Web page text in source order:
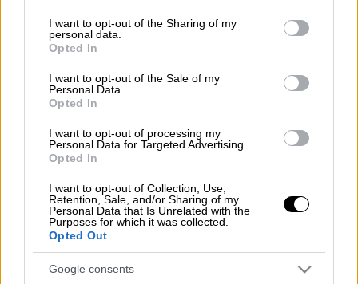
not limited to your visit or usage behaviour. You may click to
grant or deny consent to Google and its third-party tags to
use your data for below specified purposes in below Google
consent section.
I want to opt-out of the Sharing of my
personal data.
Opted In
I want to opt-out of the Sale of my
Personal Data.
Opted In
I want to opt-out of processing my
Personal Data for Targeted Advertising.
Opted In
I want to opt-out of Collection, Use,
Retention, Sale, and/or Sharing of my
Personal Data that Is Unrelated with the
Purposes for which it was collected.
Opted Out
Google consents
έπαιρνες 4 καλαμάκια.Θυμόμαστε πολύ
χαρακτηριστικά την εποχή που με 1.5 ευρώ
έπαιρνες 1 τυλιχτό και ένα καλαμάκι.
είναι πολύ μακριά η εποχή που το 1.5 ευρώ
θεωρείτο πολύ ακριβό.
Διαβάστε περισσότερα μ' ένα
κλικ στο exodos.com.gr
Τα σχολιά σας δημοσιεύονται άμεσα με δική σας ευθύνη. Το
ΕΘΝΟΣ θα παρεμβαίνει και τα προσβλητικά σχόλια θα
διαγράφονται